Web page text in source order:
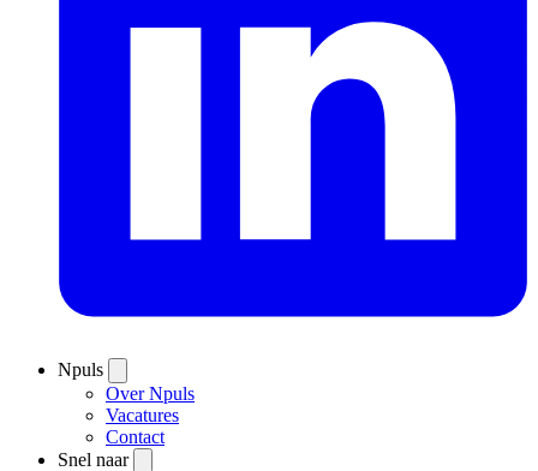
Npuls
Over Npuls
Vacatures
Contact
Snel naar